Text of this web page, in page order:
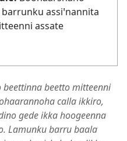
assiꞌnannita
assate
beetto mitteenni
calla ikkiro,
gede ikka hoogeenna
Lamunku barru baala